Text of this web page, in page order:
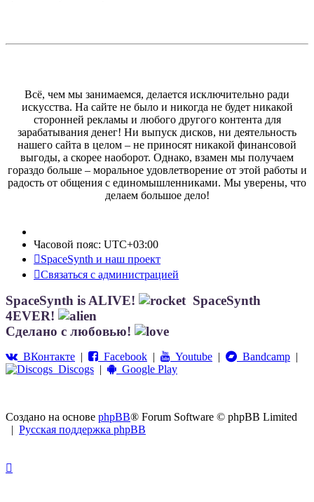
Всё, чем мы занимаемся, делается исключительно ради
искусства. На сайте не было и никогда не будет никакой
сторонней рекламы и любого другого контента для
зарабатывания денег! Ни выпуск дисков, ни деятельность
нашего сайта в целом – не приносят никакой финансовой
выгоды, а скорее наоборот. Однако, взамен мы получаем
гораздо больше – моральное удовлетворение от этой работы и
радость от общения с единомышленниками. Мы уверены, что
делаем большое дело!
Часовой пояс: UTC+03:00
SpaceSynth и наш проект
Связаться с администрацией
SpaceSynth is ALIVE!
SpaceSynth
4EVER!
Сделано с любовью!
ВКонтакте | Facebook | Youtube | Bandcamp |
Discogs | Google Play
Создано на основе phpBB® Forum Software © phpBB Limited
| Русская поддержка phpBB